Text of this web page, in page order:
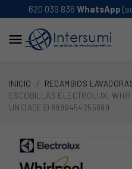
620 039 836 WhatsApp

INICIO RECAMBIOS
ESCOBILLAS ELECTROLUX,
UNIDADES) 8996454255689